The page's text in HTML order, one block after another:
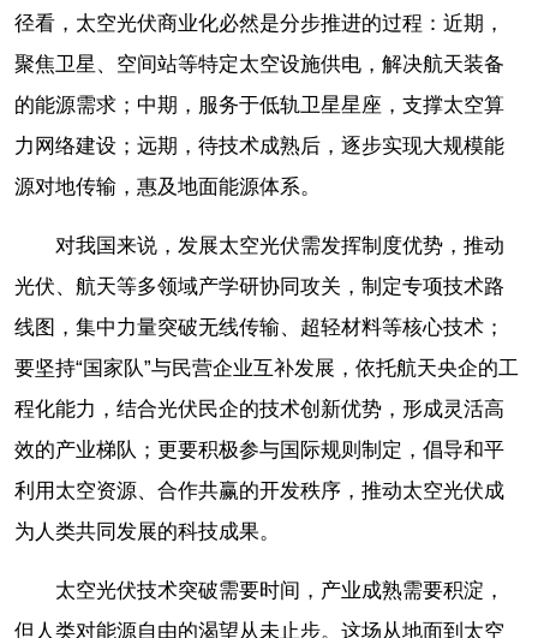
径看，太空光伏商业化必然是分步推进的过程：近期，
聚焦卫星、空间站等特定太空设施供电，解决航天装备
的能源需求；中期，服务于低轨卫星星座，支撑太空算
力网络建设；远期，待技术成熟后，逐步实现大规模能
源对地传输，惠及地面能源体系。
对我国来说，发展太空光伏需发挥制度优势，推动
光伏、航天等多领域产学研协同攻关，制定专项技术路
线图，集中力量突破无线传输、超轻材料等核心技术；
要坚持“国家队”与民营企业互补发展，依托航天央企的工
程化能力，结合光伏民企的技术创新优势，形成灵活高
效的产业梯队；更要积极参与国际规则制定，倡导和平
利用太空资源、合作共赢的开发秩序，推动太空光伏成
为人类共同发展的科技成果。
太空光伏技术突破需要时间，产业成熟需要积淀，
但人类对能源自由的渴望从未止步。这场从地面到太空